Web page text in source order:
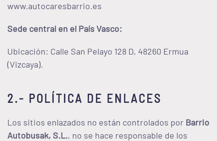
www.autocaresbarrio.es
Sede central en el País Vasco:
Ubicación: Calle San Pelayo 128 D, 48260 Ermua
(Vizcaya).
2.- POLÍTICA DE ENLACES
Los sitios enlazados no están controlados por Barrio
Autobusak, S.L., no se hace responsable de los